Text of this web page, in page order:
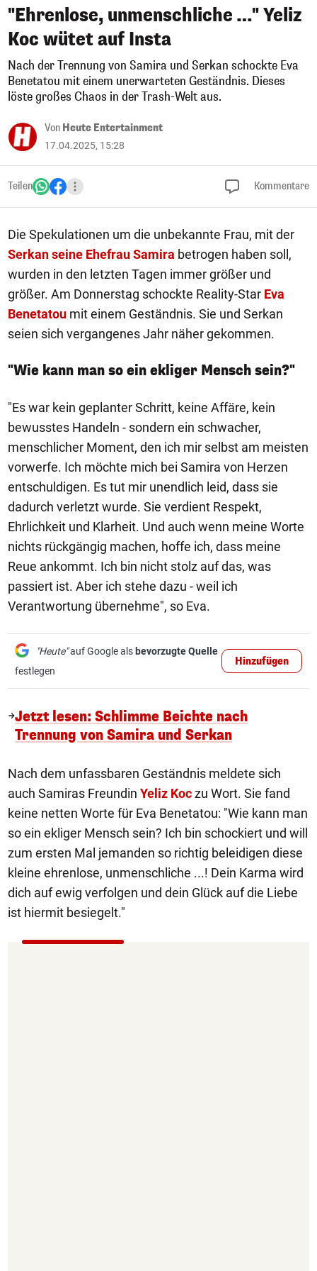
"Ehrenlose, unmenschliche …" Yeliz
Koc wütet auf Insta
Nach der Trennung von Samira und Serkan schockte Eva
Benetatou mit einem unerwarteten Geständnis. Dieses
löste großes Chaos in der Trash-Welt aus.
Von Heute Entertainment
17.04.2025, 15:28
Teilen Kommentare
Die Spekulationen um die unbekannte Frau, mit der
Serkan seine Ehefrau Samira betrogen haben soll,
wurden in den letzten Tagen immer größer und
größer. Am Donnerstag schockte Reality-Star Eva
Benetatou mit einem Geständnis. Sie und Serkan
seien sich vergangenes Jahr näher gekommen.
"Wie kann man so ein ekliger Mensch sein?"
"Es war kein geplanter Schritt, keine Affäre, kein
bewusstes Handeln - sondern ein schwacher,
menschlicher Moment, den ich mir selbst am meisten
vorwerfe. Ich möchte mich bei Samira von Herzen
entschuldigen. Es tut mir unendlich leid, dass sie
dadurch verletzt wurde. Sie verdient Respekt,
Ehrlichkeit und Klarheit. Und auch wenn meine Worte
nichts rückgängig machen, hoffe ich, dass meine
Reue ankommt. Ich bin nicht stolz auf das, was
passiert ist. Aber ich stehe dazu - weil ich
Verantwortung übernehme", so Eva.
"Heute"auf Google als bevorzugte Quelle
festlegen
Hinzufügen
Jetzt lesen: Schlimme Beichte nach
Trennung von Samira und Serkan
Nach dem unfassbaren Geständnis meldete sich
auch Samiras Freundin Yeliz Koczu Wort. Sie fand
keine netten Worte für Eva Benetatou: "Wie kann man
so ein ekliger Mensch sein? Ich bin schockiert und will
zum ersten Mal jemanden so richtig beleidigen diese
kleine ehrenlose, unmenschliche ...! Dein Karma wird
dich auf ewig verfolgen und dein Glück auf die Liebe
ist hiermit besiegelt."